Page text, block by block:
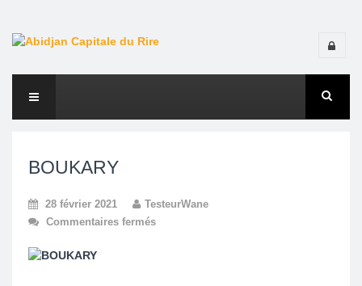
BOUKARY
28 février 2021
TesteurWane
Commentaires fermés